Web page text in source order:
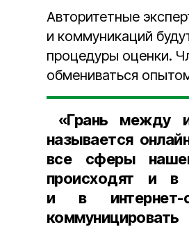
Авторитетные
и коммуникаций
процедуры оценки.
обмениваться
«Грань между
называется
все сферы
происходят и в
и в интернет-